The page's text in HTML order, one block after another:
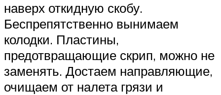
наверх откидную скобу.
Беспрепятственно вынимаем
колодки. Пластины,
предотвращающие скрип, можно не
заменять. Достаем направляющие,
очищаем от налета грязи и